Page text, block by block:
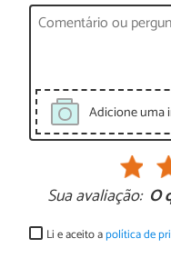
Adicione uma
Sua avaliação: O
Li e aceito apolítica de